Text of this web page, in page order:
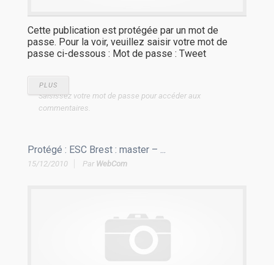
Cette publication est protégée par un mot de
passe. Pour la voir, veuillez saisir votre mot de
passe ci-dessous : Mot de passe : Tweet
PLUS
Saisissez votre mot de passe pour accéder aux
commentaires.
Protégé : ESC Brest : master – ...
15/12/2010 Par WebCom